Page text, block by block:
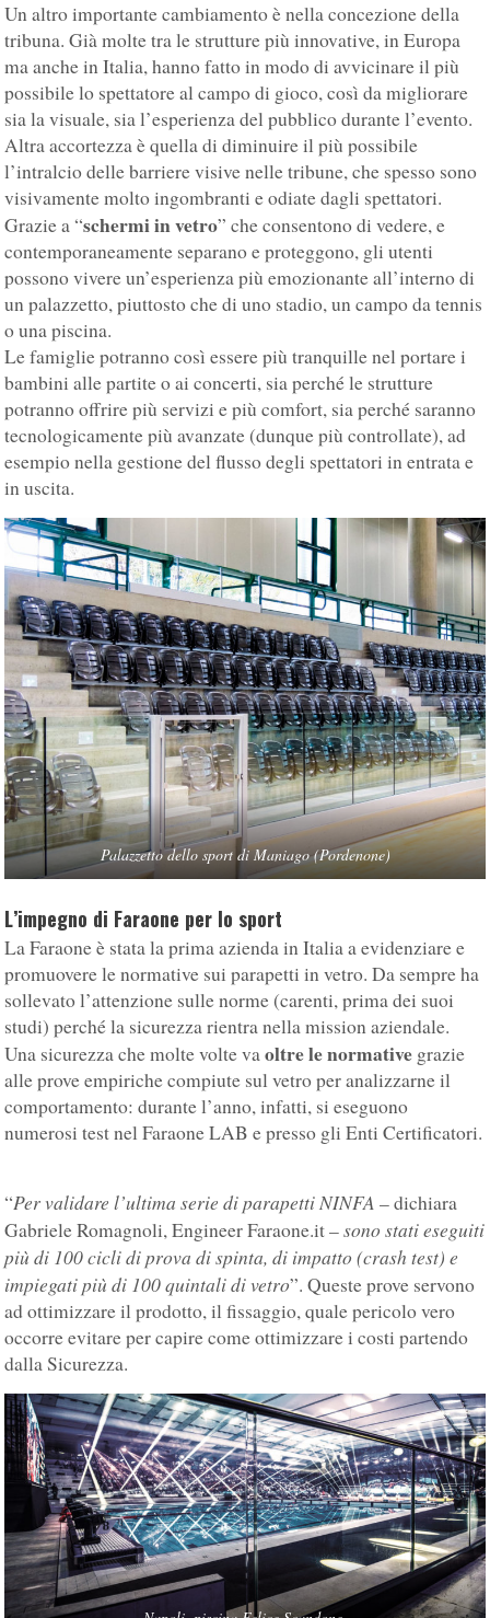
Un altro importante cambiamento è nella concezione della
tribuna. Già molte tra le strutture più innovative, in Europa
ma anche in Italia, hanno fatto in modo di avvicinare il più
possibile lo spettatore al campo di gioco, così da migliorare
sia la visuale, sia l’esperienza del pubblico durante l’evento.
Altra accortezza è quella di diminuire il più possibile
l’intralcio delle barriere visive nelle tribune, che spesso sono
visivamente molto ingombranti e odiate dagli spettatori.
Grazie a “schermi in vetro” che consentono di vedere, e
contemporaneamente separano e proteggono, gli utenti
possono vivere un’esperienza più emozionante all’interno di
un palazzetto, piuttosto che di uno stadio, un campo da tennis
o una piscina.
Le famiglie potranno così essere più tranquille nel portare i
bambini alle partite o ai concerti, sia perché le strutture
potranno offrire più servizi e più comfort, sia perché saranno
tecnologicamente più avanzate (dunque più controllate), ad
esempio nella gestione del flusso degli spettatori in entrata e
in uscita.
Palazzetto dello sport di Maniago (Pordenone)
L’impegno di Faraone per lo sport
La Faraone è stata la prima azienda in Italia a evidenziare e
promuovere le normative sui parapetti in vetro. Da sempre ha
sollevato l’attenzione sulle norme (carenti, prima dei suoi
studi) perché la sicurezza rientra nella mission aziendale.
Una sicurezza che molte volte vaoltre le normative grazie
alle prove empiriche compiute sul vetro per analizzarne il
comportamento: durante l’anno, infatti, si eseguono
numerosi test nel Faraone LAB e presso gli Enti Certificatori.
“Per validare l’ultima serie di parapetti NINFA – dichiara
Gabriele Romagnoli, Engineer Faraone.it –sono stati eseguiti
più di 100 cicli di prova di spinta, di impatto (crash test) e
impiegati più di 100 quintali di vetro”. Queste prove servono
ad ottimizzare il prodotto, il fissaggio, quale pericolo vero
occorre evitare per capire come ottimizzare i costi partendo
dalla Sicurezza.